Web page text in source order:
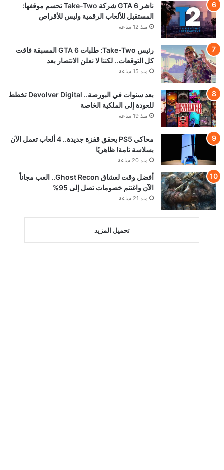
ناشر GTA 6 شركة Take-Two تحسم موقفها:
المستقبل للألعاب الرقمية وليس للأقراص
منذ 12 ساعة
رئيس Take-Two: طلبات GTA 6 المسبقة فاقت
كل التوقعات.. لكننا لا نعلن الانتصار بعد
منذ 15 ساعة
بعد سنوات في البورصة.. Devolver Digital تخطط
للعودة إلى الملكية الخاصة
منذ 19 ساعة
محاكي PS5 يحقق قفزة جديدة.. 4 ألعاب تعمل الآن
بسلاسة تامة! ظاهريًا
منذ 20 ساعة
أفضل وقت لعشاق Ghost Recon.. العب مجاناً
الآن واغتنم خصومات تصل إلى 95%
منذ 21 ساعة
تحميل المزيد